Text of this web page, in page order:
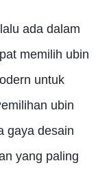
ada dalam
memilih ubin
untuk
ubin
gaya desain
yang paling